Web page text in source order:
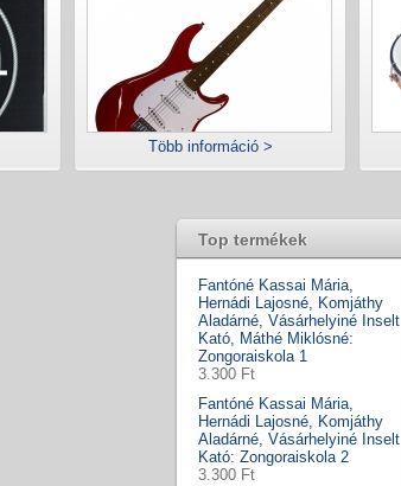
Több információ >
Top termékek
Fantóné Kassai Mária,
Hernádi Lajosné, Komjáthy
Aladárné, Vásárhelyiné Inselt
Kató, Máthé Miklósné:
Zongoraiskola 1
3.300 Ft
Fantóné Kassai Mária,
Hernádi Lajosné, Komjáthy
Aladárné, Vásárhelyiné Inselt
Kató: Zongoraiskola 2
3.300 Ft